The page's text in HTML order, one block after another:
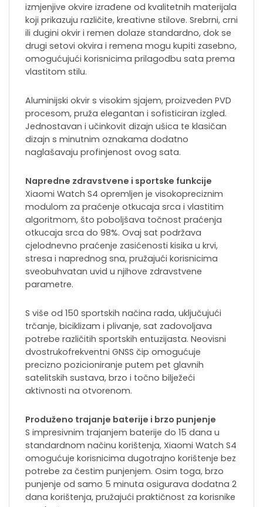
izmjenjive okvire izrađene od kvalitetnih materijala
koji prikazuju različite, kreativne stilove. Srebrni, crni
ili dugini okvir i remen dolaze standardno, dok se
drugi setovi okvira i remena mogu kupiti zasebno,
omogućujući korisnicima prilagodbu sata prema
vlastitom stilu.
Aluminijski okvir s visokim sjajem, proizveden PVD
procesom, pruža elegantan i sofisticiran izgled.
Jednostavan i učinkovit dizajn ušica te klasičan
dizajn s minutnim oznakama dodatno
naglašavaju profinjenost ovog sata.
Napredne zdravstvene i sportske funkcije
Xiaomi Watch S4 opremljen je visokopreciznim
modulom za praćenje otkucaja srca i vlastitim
algoritmom, što poboljšava točnost praćenja
otkucaja srca do 98%. Ovaj sat podržava
cjelodnevno praćenje zasićenosti kisika u krvi,
stresa i naprednog sna, pružajući korisnicima
sveobuhvatan uvid u njihove zdravstvene
parametre.
S više od 150 sportskih načina rada, uključujući
trčanje, biciklizam i plivanje, sat zadovoljava
potrebe različitih sportskih entuzijasta. Neovisni
dvostrukofrekventni GNSS čip omogućuje
precizno pozicioniranje putem pet glavnih
satelitskih sustava, brzo i točno bilježeći
aktivnosti na otvorenom.
Produženo trajanje baterije i brzo punjenje
S impresivnim trajanjem baterije do 15 dana u
standardnom načinu korištenja, Xiaomi Watch S4
omogućuje korisnicima dugotrajno korištenje bez
potrebe za čestim punjenjem. Osim toga, brzo
punjenje od samo 5 minuta osigurava dodatna 2
dana korištenja, pružajući praktičnost za korisnike